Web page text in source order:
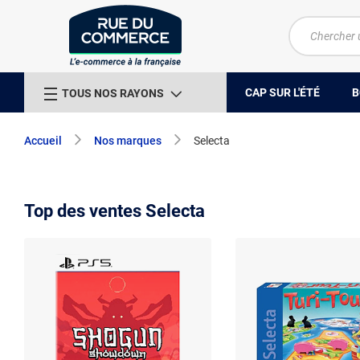
TOUS NOS RAYONS CAP SUR L'ÉTÉ
Accueil Nos marques Selecta
Top des ventes Selecta